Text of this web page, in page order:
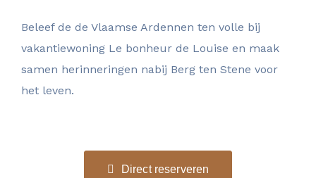
Beleef de de Vlaamse Ardennen ten volle bij
vakantiewoning Le bonheur de Louise en maak
samen herinneringen nabij Berg ten Stene voor
het leven.
Direct reserveren